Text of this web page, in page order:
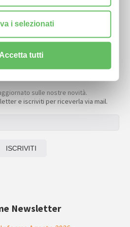
sulle nostre novità.
e iscriviti per riceverla via mail.
Newsletter
i selezionati
tutti